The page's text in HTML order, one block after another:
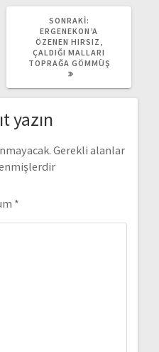
SONRAKI:
YAZI:
ERGENEKON’A
ÖZENEN HIRSIZ,
ÇALDIĞI MALLARI
TOPRAĞA GÖMMÜŞ
yazın
Gerekli alanlar
*